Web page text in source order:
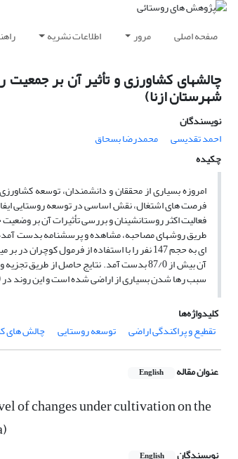
صفحه اصلی مرور اطلاعات نشریه
چالشهای کشاورزی و تأثیر آن بر
شهرستان ازنا)
نویسندگان
احمد تقدیسی
محمدرضا بسحاق
چکیده
امروزه بسیاری از محققان و دانشمندان، توسعه
فرصت های اشتغال، نقش اساسی در توسعه روستایی
فعالیت اکثر روستانشینان و بررسی تأثیرات آن بر
ای به حجم 147 نفر را با استفاده از فرمول
سبب رها شدن بسیاری از اراضی شده است و این روند در 10 سال اخیر، نقش تعیین کننده ایی در کاهش جمعیت در دهستان سیلاخور شرقی داشته است.
کلیدواژه‌ها
تقطیع و پراکندگی اراضی
توسعه روستایی چالش های
عنوان مقاله English
of changes under cultivation on the